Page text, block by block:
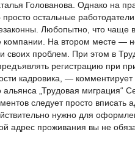
Голованова. Однако на
остальные
Любопытно, что чаще
компании. На втором месте —
и своих проблем. При этом в
регистрацию при
кадровика, —
альянса „Трудовая
следует просто вписать
нужно для
адрес проживания вы не